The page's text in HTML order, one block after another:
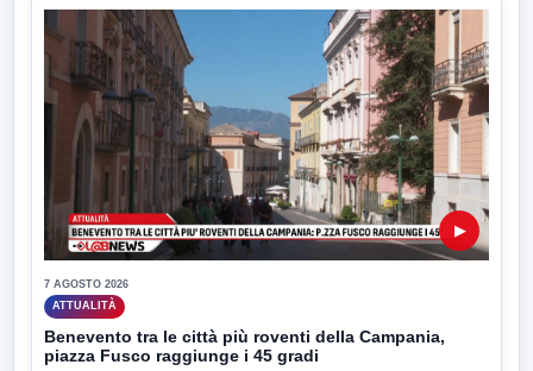
▶
7 AGOSTO 2026
ATTUALITÀ
Benevento tra le città più roventi della Campania,
piazza Fusco raggiunge i 45 gradi